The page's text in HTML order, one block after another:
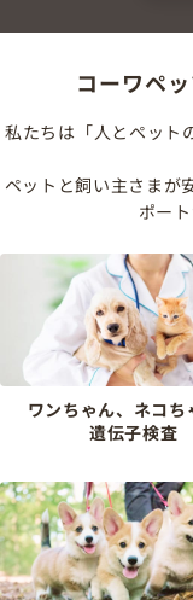
コーワペ
私たちは「人とペット
ペットと飼い主さまが
ポー
ワンちゃん、ネコち
遺伝子検査